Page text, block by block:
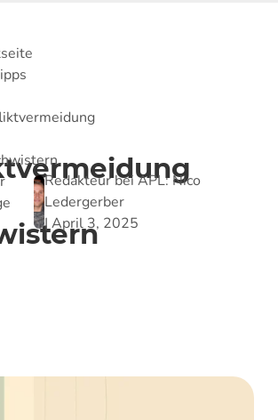
Redakteur bei APL:Nico
Ledergerber
| April 3, 2025